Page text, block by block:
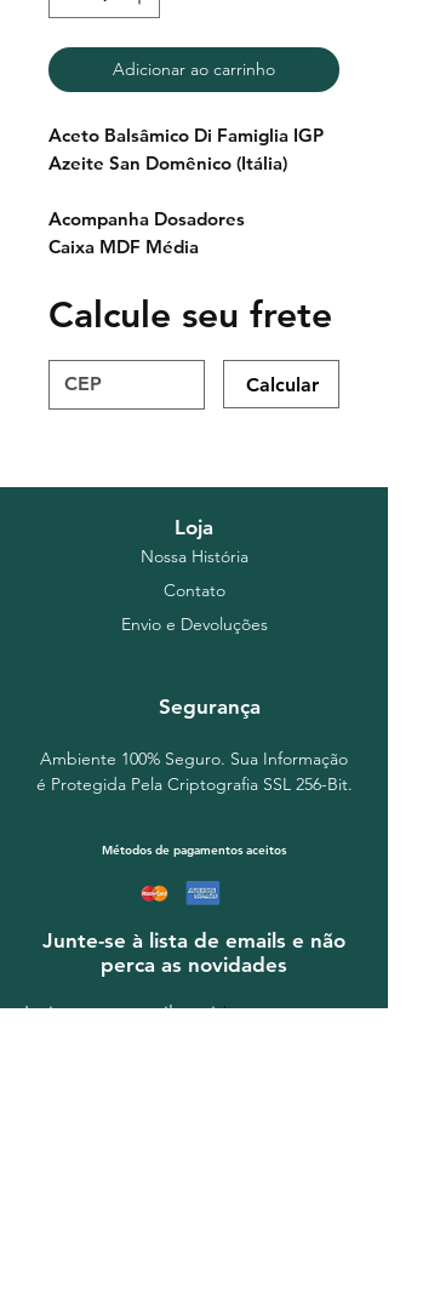
Adicionar ao carrinho
Aceto Balsâmico Di Famiglia IGP
Azeite San Domênico (Itália)
Acompanha Dosadores
Caixa MDF Média
Calcule seu frete
Calcular
Loja
Nossa História
Contato
Envio e Devoluções
Segurança
Ambiente 100% Seguro. Sua Informação
é Protegida Pela Criptografia SSL 256-Bit.
Métodos de pagamentos aceitos
Junte-se à lista de emails e não
perca as novidades
Insira o seu email aqui